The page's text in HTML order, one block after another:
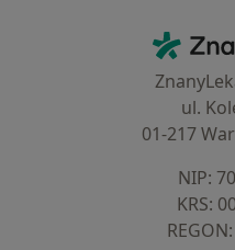
ul.
01-217
NIP:
KRS: